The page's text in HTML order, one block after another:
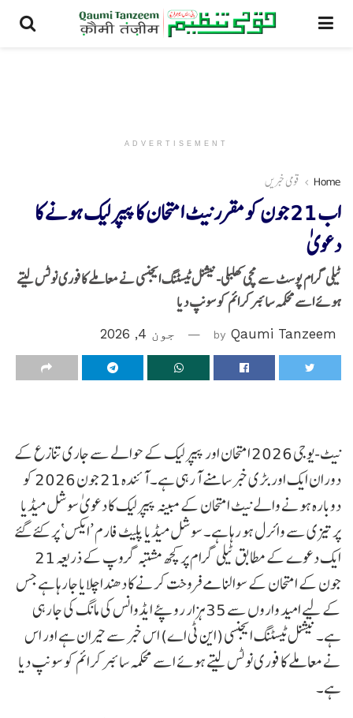
ADVERTISEMENT
Home قومی خبریں
اب 21 جون کو مقرر نیٹ امتحان کا پیپر لیک ہونے کا
دعویٰ
ٹیلی گرام پوسٹ سے مچی کھلبلی-نیشنل ٹیسٹنگ ایجنسی نے معاملے کا فوری نوٹس لیتے
ہوئے اسے محکمہ سائبر کرائم کو سونپ دیا
by Qaumi Tanzeem جون 4, 2026
نیٹ-یوجی 2026 امتحان اور پیپر لیک کے حوالے سے جاری تنازع کے
دوران ایک اور بڑی خبر سامنے آ رہی ہے۔ آئندہ 21 جون 2026 کو
دوبارہ ہونے والے نیٹ امتحان کے مبینہ پیپر لیک کا دعویٰ سوشل میڈیا
پر تیزی سے وائرل ہو رہا ہے۔ سوشل میڈیا پلیٹ فارم ’ایکس‘ پر کئے گئے
ایک دعوے کے مطابق ٹیلی گرام پر کچھ مشتبہ گروپ کے ذریعہ 21
جون کے امتحان کے سوالنامے فروخت کرنے کا دھندا چلایا جا رہا ہے جس
کے لیے امید واروں سے 35 ہزار روپئے ایڈوانس کی مانگ کی جا رہی
ہے۔ نیشنل ٹیسٹنگ ایجنسی (این ٹی اے) اس خبر سے حیران ہے اور اس
نے معاملے کا فوری نوٹس لیتے ہوئے اسے محکمہ سائبر کرائم کو سونپ دیا
ہے۔